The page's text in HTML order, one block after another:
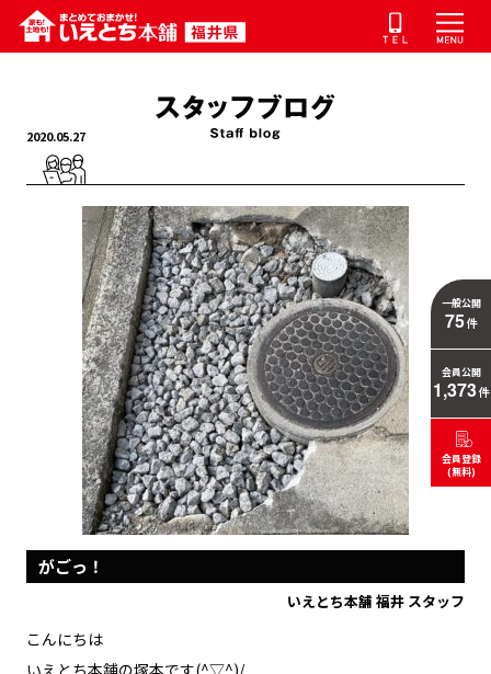
2020.05.27
がごっ！
いえとち本舗 福井 スタッフ
こんにちは
いえとち本舗の塚本です(^▽^)/
一般公開
75件
会員公開
1,373件
会員登録
(無料)